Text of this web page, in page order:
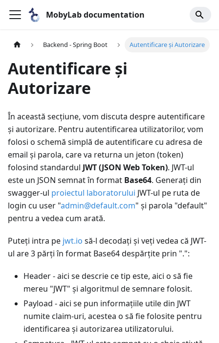
MobyLab documentation
Backend - Spring Boot Autentificare și Autorizare
Autentificare și
Autorizare
În această secțiune, vom discuta despre autentificare
și autorizare. Pentru autentificarea utilizatorilor, vom
folosi o schemă simplă de autentificare cu adresa de
email și parola, care va returna un jeton (token)
folosind standardul JWT (JSON Web Token). JWT-ul
este un JSON semnat în format Base64. Generați din
swagger-ul proiectul laboratorului JWT-ul pe ruta de
login cu user "admin@default.com" și parola "default"
pentru a vedea cum arată.
Puteți intra pe jwt.io să-l decodați și veți vedea că JWT-
ul are 3 părți în format Base64 despărțite prin ".":
Header - aici se descrie ce tip este, aici o să fie
mereu "JWT" și algoritmul de semnare folosit.
Payload - aici se pun informațiile utile din JWT
numite claim-uri, acestea o să fie folosite pentru
identificarea și autorizarea utilizatorului.